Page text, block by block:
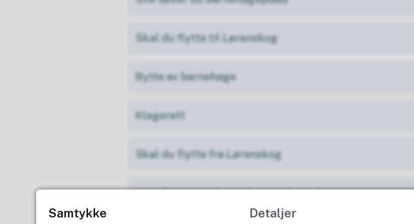
Skal du flytte til Lørenskog
Bytte av barnehage
Klagerett
Skal du flytte fra Lørenskog
Hvordan søke plass i den nye barnehagen i Kjennveien
Samtykke Detaljer